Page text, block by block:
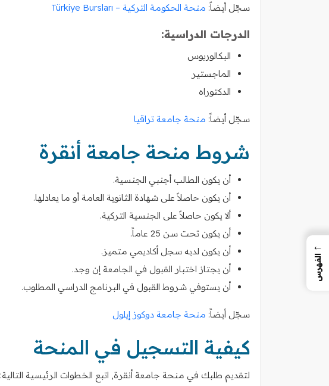
سجّل أيضاً: منحة الحكومة التركية – Türkiye Bursları
الدرجات الدراسية:
البكالوريوس
الماجستير
الدكتوراه
سجّل أيضاً: منحة جامعة تراقيا
شروط منحة جامعة أنقرة
أن يكون الطالب أجنبي الجنسية.
أن يكون حاصلاً على شهادة الثانوية العامة أو ما يعادلها.
ألا يكون حاصلاً على الجنسية التركية.
أن يكون تحت سن 25 عاماً.
أن يكون لديه سجل أكاديمي متميز.
أن يجتاز اختبار القبول في الجامعة إن وجد.
أن يستوفي شروط القبول في البرنامج الدراسي المطلوب.
سجّل أيضاً: منحة جامعة دوكوز إيلول
كيفية التسجيل في المنحة
لتقديم طلبك في منحة جامعة أنقرة, اتبع الخطوات الرئيسية التالية:
←
الفهرس